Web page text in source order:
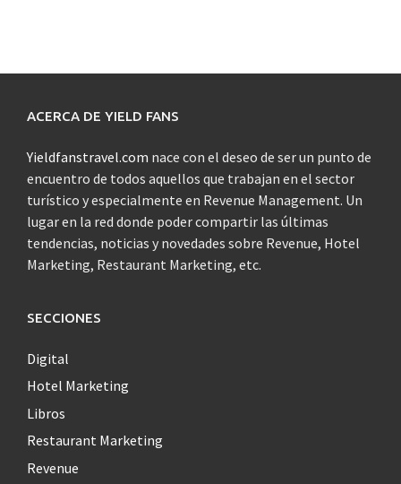
ACERCA DE YIELD FANS
Yieldfanstravel.com nace con el deseo de ser un punto de
encuentro de todos aquellos que trabajan en el sector
turístico y especialmente en Revenue Management. Un
lugar en la red donde poder compartir las últimas
tendencias, noticias y novedades sobre Revenue, Hotel
Marketing, Restaurant Marketing, etc.
SECCIONES
Digital
Hotel Marketing
Libros
Restaurant Marketing
Revenue